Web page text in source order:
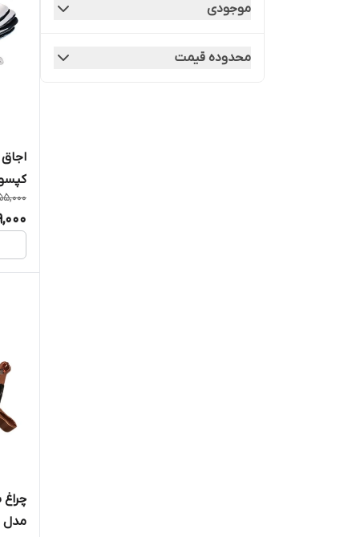
موجودی
محدوده قیمت
کپسول
مدل 40 وات